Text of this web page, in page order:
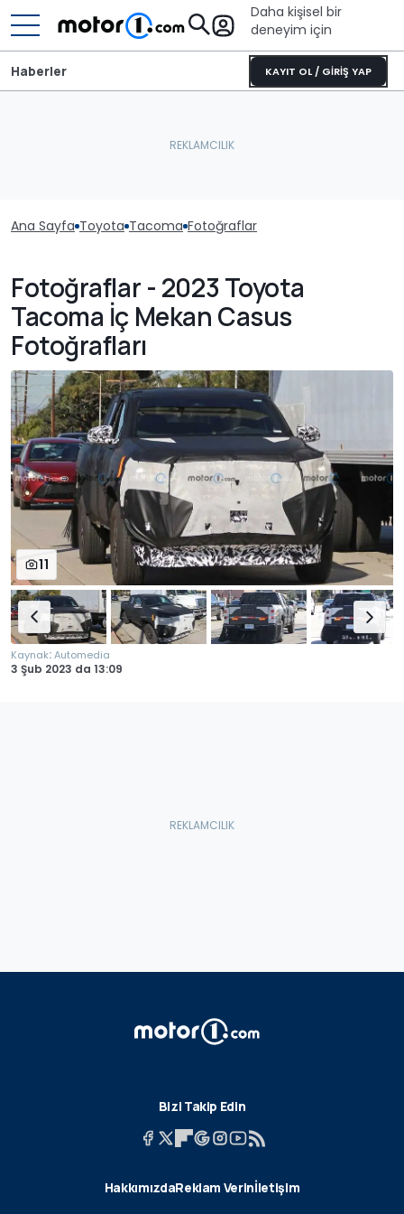
Daha kişisel bir
deneyim için
KAYIT OL / GİRİŞ YAP
Haberler
Ana Sayfa Toyota Tacoma Fotoğraflar
Fotoğraflar - 2023 Toyota
Tacoma İç Mekan Casus
Fotoğrafları
11
Kaynak:Automedia
3 Şub 2023 da 13:09
Bizi Takip Edin
HakkımızdaReklam Verinİletişim